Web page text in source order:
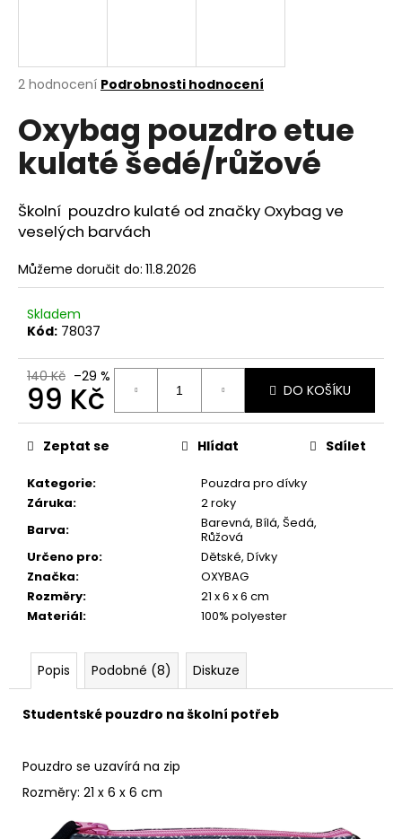
Průměrné
produktu
je
5,0
hvězdiček.
2 hodnocení Podrobnosti hodnocení
Oxybag pouzdro etue
kulaté šedé/růžové
Školní pouzdro kulaté od značky Oxybag ve
veselých barvách
Můžeme doručit do: 11.8.2026
Skladem
Kód: 78037
140 Kč –29 %
99 Kč
Měrná
cena:
DO KOŠÍKU
Kategorie:
Pouzdra pro dívky
Záruka:
2 roky
Barva:
Barevná, Bílá, Šedá,
Růžová
Určeno pro:
Dětské, Dívky
Značka:
OXYBAG
Rozměry:
21 x 6 x 6 cm
Materiál: 100% polyester
Zeptat se Hlídat Sdílet
Popis Podobné (8) Diskuze
Studentské pouzdro na školní potřeb
Pouzdro se uzavírá na zip
Rozměry: 21 x 6 x 6 cm
í
t
?
HLEDAT
D
o
p
r
u
u
m
e